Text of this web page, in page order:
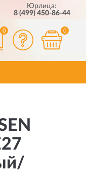
ПО ВСЕЙ РОССИИ
Юрлица:
8 (499) 450-86-44
0 0